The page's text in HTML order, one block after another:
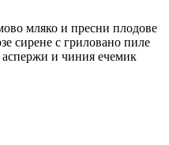
мляко и пресни плодове
сирене с гриловано пиле
аспержи и чиния ечемик